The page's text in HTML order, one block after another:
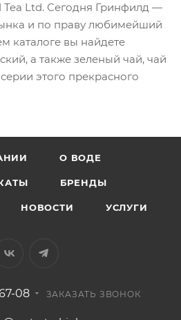
Ltd. Сегодня Гринфилд —
и по праву любимейший
каталоге вы найдете
а также зеленый чай, чай
этого прекрасного
О ВОДЕ
БРЕНДЫ
НОВОСТИ УСЛУГИ
08 ЗАКАЗАТЬ ЗВОНОК